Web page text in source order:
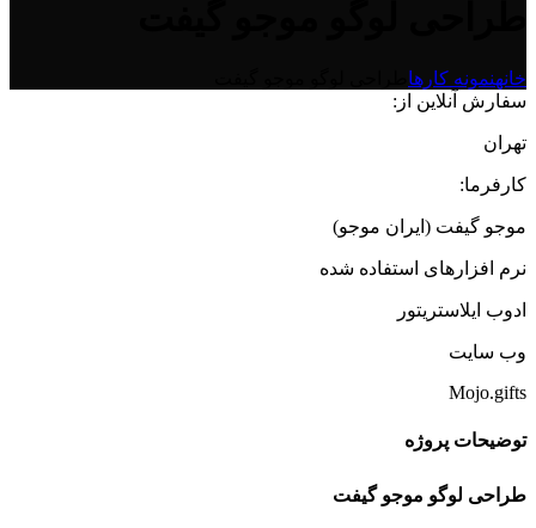
خانهنمونه کارها
سفارش آنلاین از:
تهران
کارفرما:
موجو گیفت (ایران موجو)
نرم افزارهای استفاده شده
ادوب ایلاستریتور
وب سایت
Mojo.gifts
توضیحات پروژه
طراحی لوگو موجو گیفت